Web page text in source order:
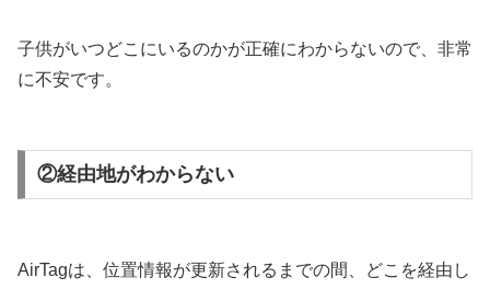
子供がいつどこにいるのかが正確にわからないので、非常
に不安です。
②経由地がわからない
AirTagは、位置情報が更新されるまでの間、どこを経由し